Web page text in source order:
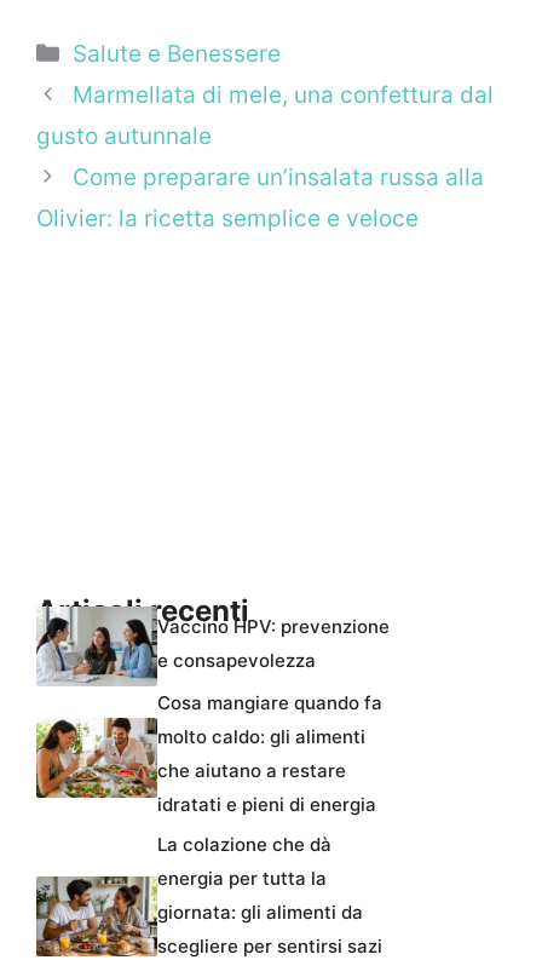
Categorie
Salute e Benessere
Marmellata di mele, una confettura dal
gusto autunnale
Come preparare un’insalata russa alla
Olivier: la ricetta semplice e veloce
Articoli recentiVaccino HPV: prevenzione
e consapevolezza
Cosa mangiare quando fa
molto caldo: gli alimenti
che aiutano a restare
idratati e pieni di energia
La colazione che dà
energia per tutta la
giornata: gli alimenti da
scegliere per sentirsi sazi